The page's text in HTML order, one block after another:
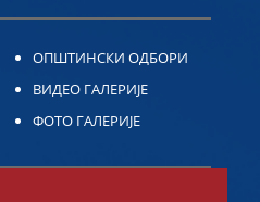
ОПШТИНСКИ ОДБОРИ
ВИДЕО ГАЛЕРИЈЕ
ФОТО ГАЛЕРИЈЕ